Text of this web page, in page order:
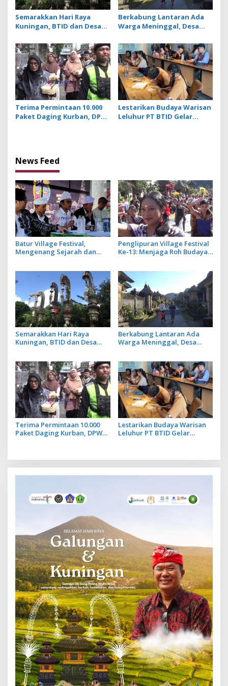
Semarakkan Hari Raya
Kuningan, BTID dan Desa
Festival Penjor Raksasa
Berkabung Lantaran Ada
Warga Meninggal, Desa
Penjor dan Prosesi Sakral
saat Galungan
Terima Permintaan 10.000
Paket Daging Kurban, DPW
Lestarikan Budaya Warisan
Leluhur PT BTID Gelar
News Feed
Batur Village Festival,
Mengenang Sejarah dan
Penglipuran Village Festival
Ke-13: Menjaga Roh Budaya
Semarakkan Hari Raya
Kuningan, BTID dan Desa
Berkabung Lantaran Ada
Warga Meninggal, Desa
saat Galungan
Terima Permintaan 10.000
Paket Daging Kurban, DPW
Lestarikan Budaya Warisan
Leluhur PT BTID Gelar